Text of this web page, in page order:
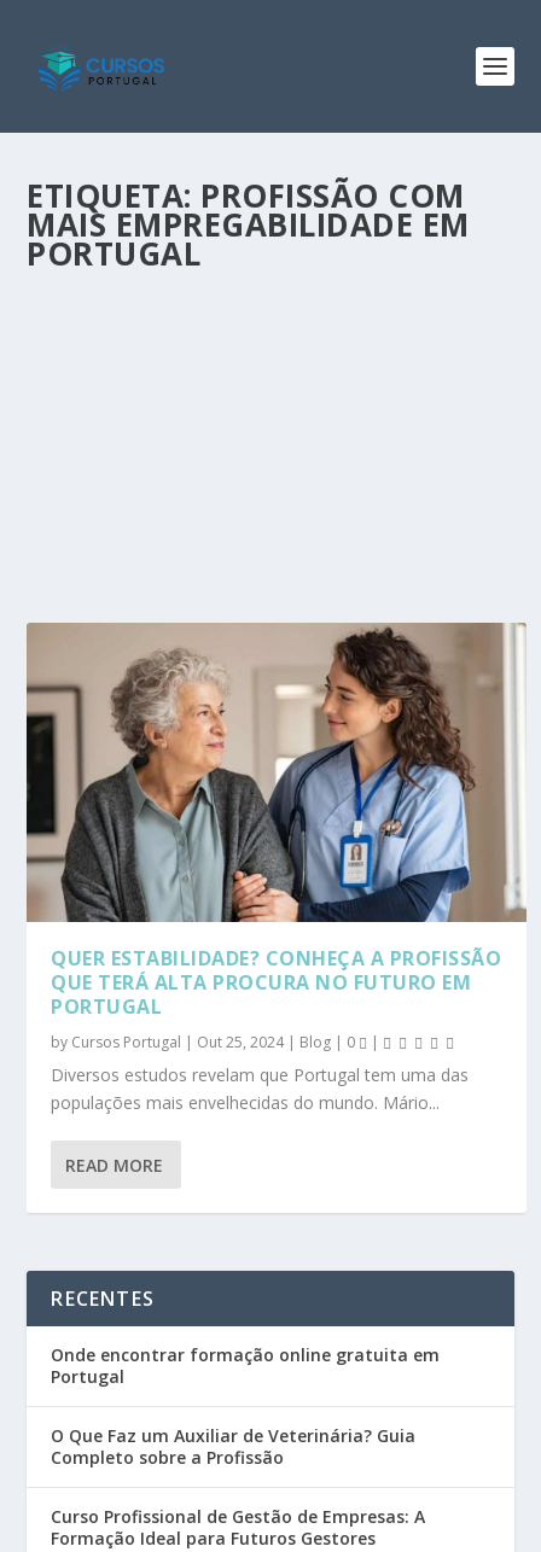
ETIQUETA: PROFISSÃO COM
MAIS EMPREGABILIDADE EM
PORTUGAL
QUER ESTABILIDADE? CONHEÇA A PROFISSÃO
QUE TERÁ ALTA PROCURA NO FUTURO EM
PORTUGAL
by Cursos Portugal | Out 25, 2024| Blog | 0 |
Diversos estudos revelam que Portugal tem uma das
populações mais envelhecidas do mundo. Mário...
READ MORE
RECENTES
Onde encontrar formação online gratuita em
Portugal
O Que Faz um Auxiliar de Veterinária? Guia
Completo sobre a Profissão
Curso Profissional de Gestão de Empresas: A
Formação Ideal para Futuros Gestores